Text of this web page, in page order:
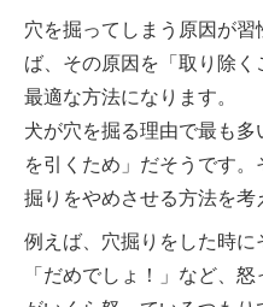
穴を掘ってしまう原因が
ば、その原因を「取り除
最適な方法になります。
犬が穴を掘る理由で最も
を引くため」だそうです。
掘りをやめさせる方法を考
例えば、穴掘りをした時に
「だめでしょ！」など、